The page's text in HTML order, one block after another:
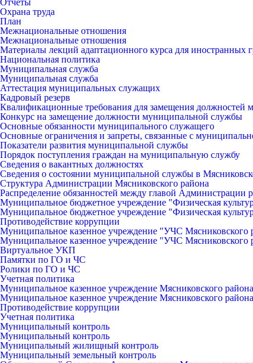
Отчеты
Охрана труда
План
Межнациональные отношения
Межнациональные отношения
Материалы лекций адаптационного курса для иностранных
Национальная политика
Муниципальная служба
Муниципальная служба
Аттестация муниципальных служащих
Кадровый резерв
Квалификационные требования для замещения должностей
Конкурс на замещение должности муниципальной службы
Основные обязанности муниципального служащего
Основные ограничения и запреты, связанные с
Показатели развития муниципальной службы
Порядок поступления граждан на муниципальную службу
Сведения о вакантных должностях
Сведения о состоянии муниципальной службы в
Структура Администрации Мясниковского района
Распределение обязанностей между главой
Муниципальное бюджетное учреждение "Физическая
Муниципальное бюджетное учреждение "Физическая
Противодействие коррупции
Муниципальное казенное учреждение "УЧС Мясниковского
Муниципальное казенное учреждение "УЧС Мясниковского
Виртуальное УКП
Памятки по ГО и ЧС
Ролики по ГО и ЧС
Учетная политика
Муниципальное казенное учреждение Мясниковского
Муниципальное казенное учреждение Мясниковского
Противодействие коррупции
Учетная политика
Муниципальный контроль
Муниципальный контроль
Муниципальный жилищный контроль
Муниципальный земельный контроль